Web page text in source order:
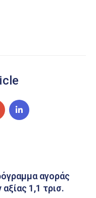
αγοράς
1,1 τρισ.